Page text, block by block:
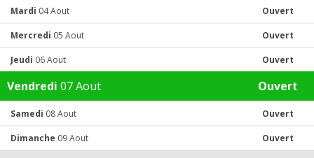
Mardi 04 Aout Ouvert
Mercredi 05 Aout Ouvert
Jeudi 06 Aout Ouvert
Vendredi 07 Aout Ouvert
Samedi 08 Aout Ouvert
Dimanche 09 Aout Ouvert